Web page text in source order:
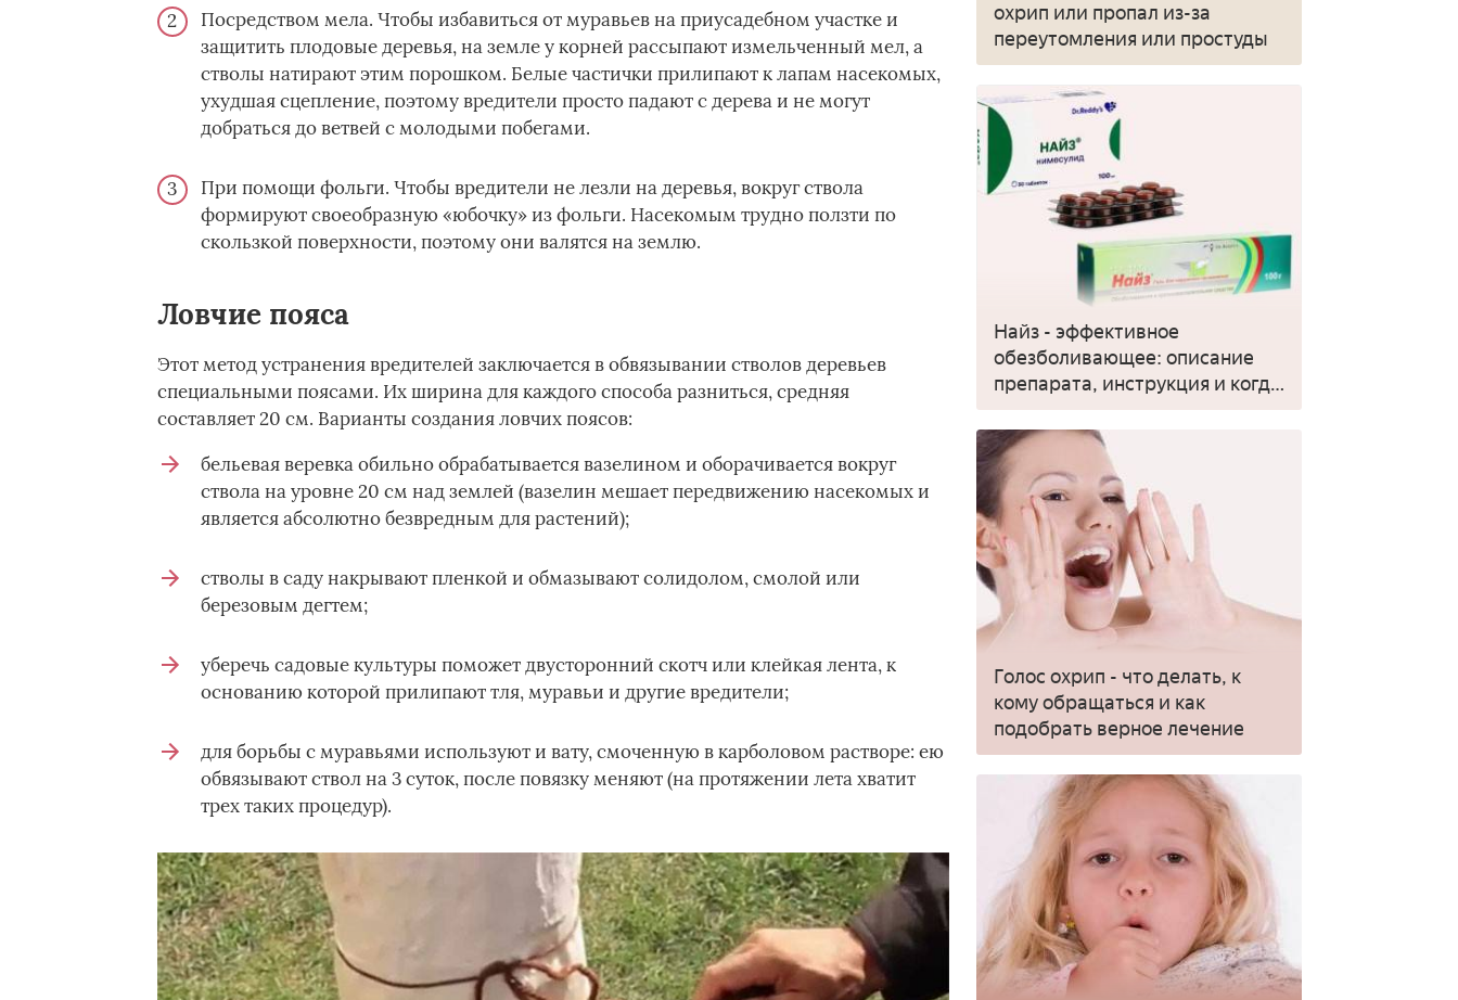
Посредством мела. Чтобы избавиться от муравьев на приусадебном участке и
защитить плодовые деревья, на земле у корней рассыпают измельченный мел, а
стволы натирают этим порошком. Белые частички прилипают к лапам насекомых,
ухудшая сцепление, поэтому вредители просто падают с дерева и не могут
добраться до ветвей с молодыми побегами.
При помощи фольги. Чтобы вредители не лезли на деревья, вокруг ствола
формируют своеобразную «юбочку» из фольги. Насекомым трудно ползти по
скользкой поверхности, поэтому они валятся на землю.
Ловчие пояса
Этот метод устранения вредителей заключается в обвязывании стволов деревьев
специальными поясами. Их ширина для каждого способа разниться, средняя
составляет 20 см. Варианты создания ловчих поясов:
бельевая веревка обильно обрабатывается вазелином и оборачивается вокруг
ствола на уровне 20 см над землей (вазелин мешает передвижению насекомых и
является абсолютно безвредным для растений);
стволы в саду накрывают пленкой и обмазывают солидолом, смолой или
березовым дегтем;
уберечь садовые культуры поможет двусторонний скотч или клейкая лента, к
основанию которой прилипают тля, муравьи и другие вредители;
для борьбы с муравьями используют и вату, смоченную в карболовом растворе: ею
обвязывают ствол на 3 суток, после повязку меняют (на протяжении лета хватит
трех таких процедур).
охрип или пропал из-за
переутомления или простуды
Найз - эффективное
обезболивающее: описание
препарата, инструкция и когда
применять
Голос охрип - что делать, к
кому обращаться и как
подобрать верное лечение